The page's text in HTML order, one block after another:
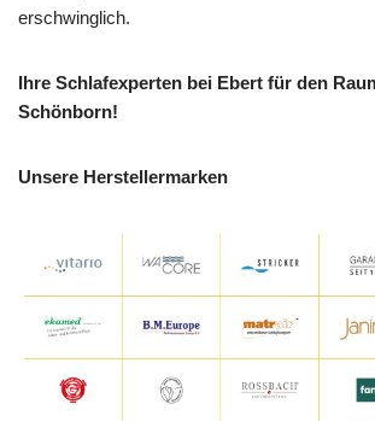
erschwinglich.
Ihre Schlafexperten bei Ebert für den
Schönborn!
Unsere Herstellermarken